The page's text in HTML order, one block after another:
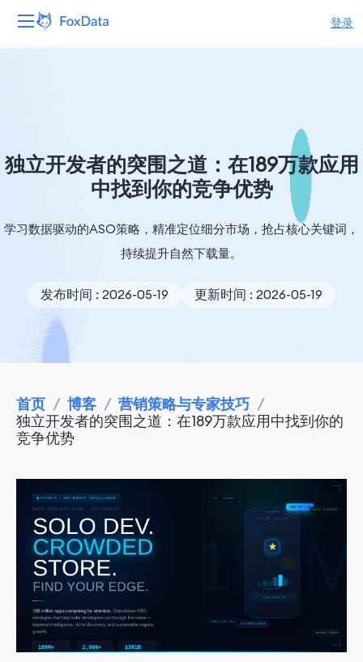
登录
解决方案
定价
独立开发者的突围之道：在189万款应用
中找到你的竞争优势
学习数据驱动的ASO策略，精准定位细分市场，抢占核心关键词，
持续提升自然下载量。
发布时间 : 2026-05-19 更新时间 : 2026-05-19
首页 / 博客 / 营销策略与专家技巧 /
独立开发者的突围之道：在189万款应用中找到你的
竞争优势